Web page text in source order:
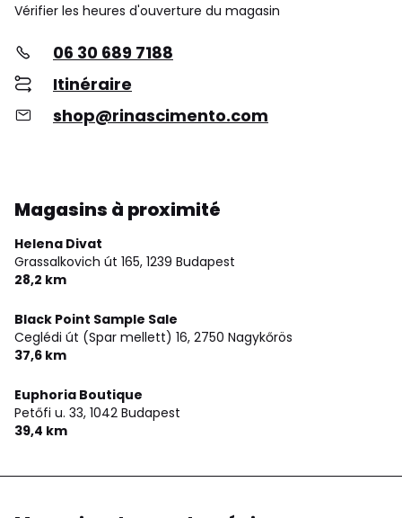
Vérifier les heures d'ouverture du magasin
06 30 689 7188
Itinéraire
shop@rinascimento.com
Magasins à proximité
Helena Divat
Grassalkovich út 165, 1239 Budapest
28,2 km
Black Point Sample Sale
Ceglédi út (Spar mellett) 16, 2750 Nagykőrös
37,6 km
Euphoria Boutique
Petőfi u. 33, 1042 Budapest
39,4 km